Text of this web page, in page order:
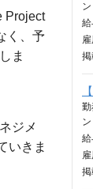
Project
く、予
ま
ジメ
いきま
給
掲
給
掲